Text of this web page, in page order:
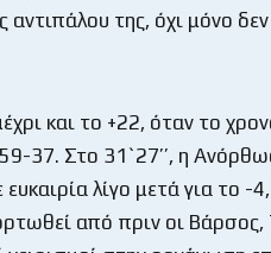
αντιπάλου της, όχι μόνο
και το +22, όταν το
59-37. Στο 31`27’’, η
λίγο μετά για το -
από πριν οι Βάρσος,